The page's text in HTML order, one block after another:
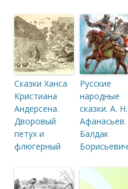
Сказки Ханса
Кристиана
Андерсена.
Дворовый
петух и
флюгерный
Русские
народные
сказки. А. Н.
Афанасьев.
Балдак
Борисьевич